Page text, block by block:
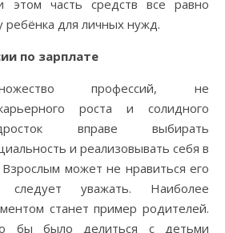
часть средств все равно
ребёнка для личных нужд.
по зарплате
профессий, не
роста и солидного
вправе выбирать
и реализовывать себя в
может не нравиться его
уважать. Наиболее
станет пример родителей.
бы было делиться с детьми